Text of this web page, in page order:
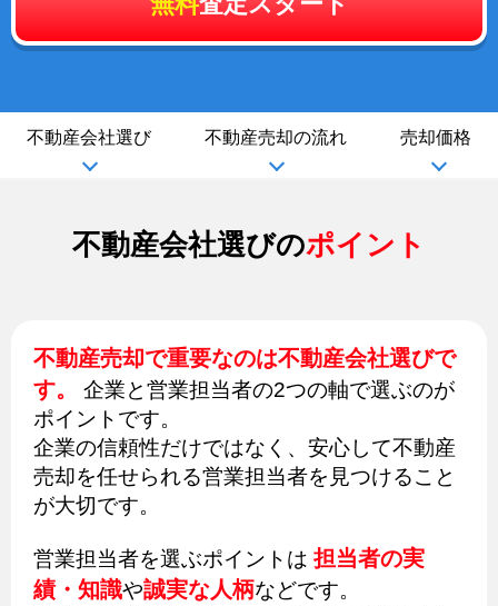
不動産会社選び 不動産売却の流れ 売却価格
不動産会社選びのポイント
不動産売却で重要なのは不動産会社選びで
す。
企業と営業担当者の2つの軸で選ぶのが
ポイントです。
企業の信頼性だけではなく、安心して不動産
売却を任せられる営業担当者を見つけること
が大切です。
営業担当者を選ぶポイントは 担当者の実
績・知識や誠実な人柄などです。